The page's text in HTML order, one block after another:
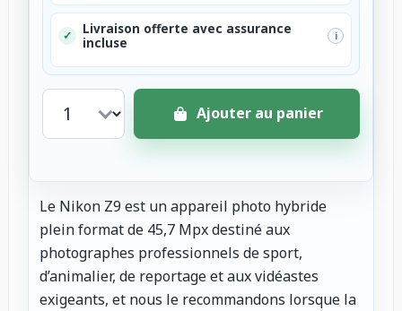
✓
Livraison offerte avec assurance
incluse
i
Ajouter au panier
Le Nikon Z9 est un appareil photo hybride
plein format de 45,7 Mpx destiné aux
photographes professionnels de sport,
d’animalier, de reportage et aux vidéastes
exigeants, et nous le recommandons lorsque la